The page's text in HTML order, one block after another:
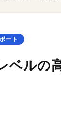
ート
ベルの